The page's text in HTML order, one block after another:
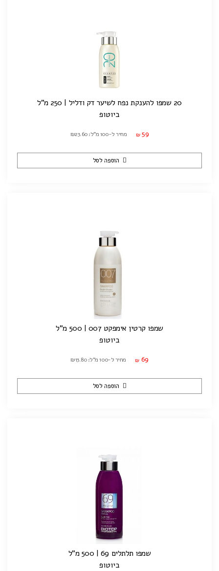
20 שמפו להענקת נפח לשיער דק ודליל | 250 מ"ל
ביוטופ
₪ 59 מחיר ל-100 מ"ל: ₪23.60
הוספה לסל
שמפו קרטין אימפקט 007 | 500 מ"ל
ביוטופ
₪ 69 מחיר ל-100 מ"ל: ₪13.80
הוספה לסל
שמפו תלתלים 69 | 500 מ"ל
ביוטופ